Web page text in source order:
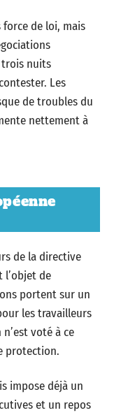
force de loi, mais
trois nuits
Les
de troubles du
nettement à
de la directive
l’objet de
portent sur un
les travailleurs
voté à ce
protection.
impose déjà un
et un repos